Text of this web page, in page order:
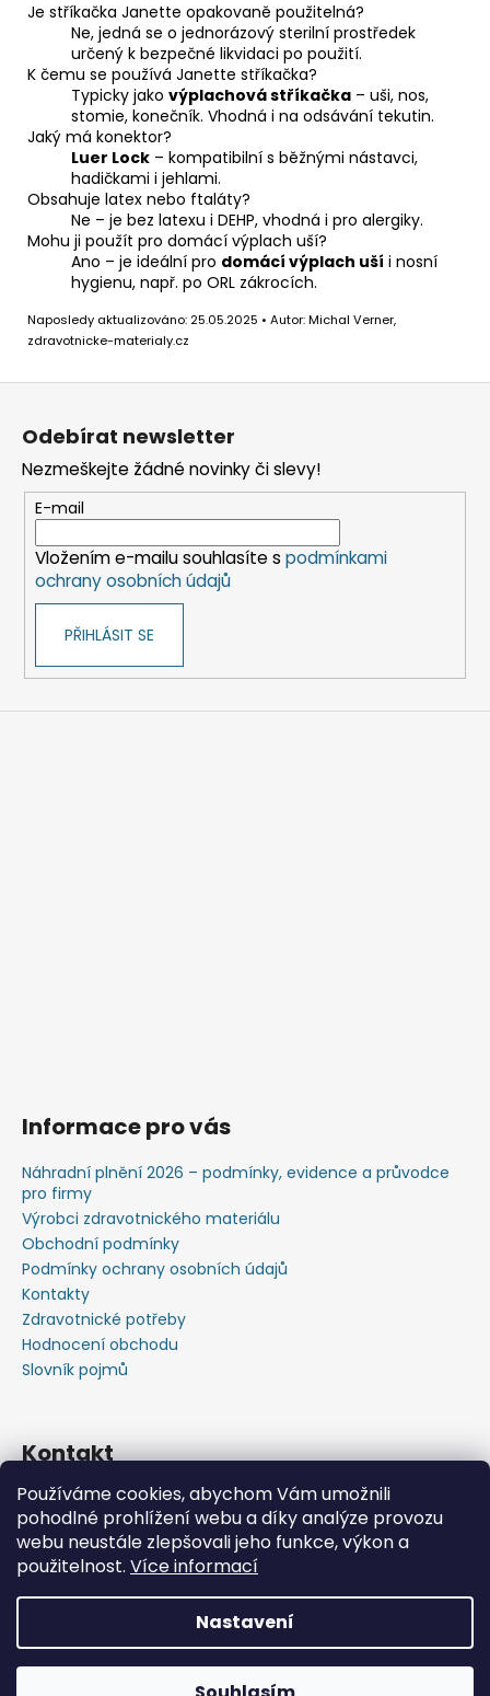
Používáme cookies, abychom Vám umožnili
pohodlné prohlížení webu a díky analýze provozu
webu neustále zlepšovali jeho funkce, výkon a
použitelnost. Více informací
Nastavení
📦 Minimální objednávka již od 600 Kč bez DPH • Rychlý
nákup zdravotnického materiálu na jednom místě.
Je stříkačka Janette opakovaně použitelná?
Ne, jedná se o jednorázový sterilní prostředek
určený k bezpečné likvidaci po použití.
K čemu se používá Janette stříkačka?
Typicky jako výplachová stříkačka – uši, nos,
stomie, konečník. Vhodná i na odsávání tekutin.
Jaký má konektor?
Luer Lock – kompatibilní s běžnými nástavci,
hadičkami i jehlami.
Obsahuje latex nebo ftaláty?
Ne – je bez latexu i DEHP, vhodná i pro alergiky.
Mohu ji použít pro domácí výplach uší?
Ano – je ideální pro domácí výplach uší i nosní
hygienu, např. po ORL zákrocích.
Naposledy aktualizováno: 25.05.2025 • Autor: Michal Verner,
zdravotnicke-materialy.cz
Z
Odebírat newsletter
Nezmeškejte žádné novinky či slevy!
E-mail
Vložením e-mailu souhlasíte s podmínkami
ochrany osobních údajů
PŘIHLÁSIT SE
Informace pro vás
Náhradní plnění 2026 – podmínky, evidence a průvodce
pro firmy
Výrobci zdravotnického materiálu
Obchodní podmínky
Podmínky ochrany osobních údajů
Kontakty
Zdravotnické potřeby
Hodnocení obchodu
Slovník pojmů
Kontakt
+420603583759 ,+420734720049
https://www.facebook.com/profile.php?id=615793934
37445
https://www.youtube.com/@michalverner7685
Copyright 2026Zdravotnický Materiál - Velkoobchod